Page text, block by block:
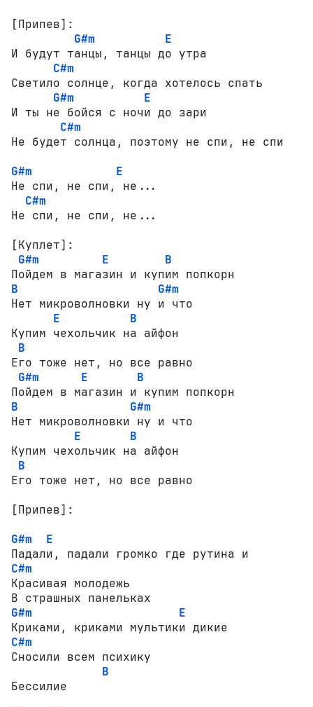
[Припев]:
G#m
E
И будут танцы, танцы до утра
C#m
Светило солнце, когда хотелось спать
G#m
E
И ты не бойся с ночи до зари
C#m
G#m
E
Не спи, не спи, не...
C#m
Не спи, не спи, не...
[Куплет]:
G#m
E
B
B
G#m
Нет микроволновки ну и что
E
B
Купим чехольчик на айфон
B
Его тоже нет, но все равно
G#m
E
B
B
G#m
Нет микроволновки ну и что
E
B
Купим чехольчик на айфон
B
Его тоже нет, но все равно
[Припев]:
G#m
E
C#m
Красивая молодежь
G#m
E
C#m
Сносили всем психику
B